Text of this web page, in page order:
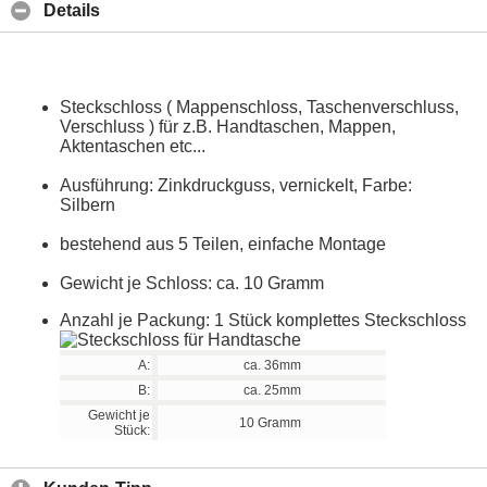
Details
Steckschloss ( Mappenschloss, Taschenverschluss,
Verschluss ) für z.B. Handtaschen, Mappen,
Aktentaschen etc...
Ausführung: Zinkdruckguss, vernickelt, Farbe:
Silbern
bestehend aus 5 Teilen, einfache Montage
Gewicht je Schloss: ca. 10 Gramm
Anzahl je Packung: 1 Stück komplettes Steckschloss
A:
ca. 36mm
B:
ca. 25mm
Gewicht je
Stück:
10 Gramm